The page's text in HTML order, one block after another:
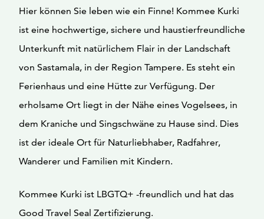
Hier können Sie leben wie ein Finne! Kommee Kurki
ist eine hochwertige, sichere und haustierfreundliche
Unterkunft mit natürlichem Flair in der Landschaft
von Sastamala, in der Region Tampere. Es steht ein
Ferienhaus und eine Hütte zur Verfügung. Der
erholsame Ort liegt in der Nähe eines Vogelsees, in
dem Kraniche und Singschwäne zu Hause sind. Dies
ist der ideale Ort für Naturliebhaber, Radfahrer,
Wanderer und Familien mit Kindern.
Kommee Kurki ist LBGTQ+ -freundlich und hat das
Good Travel Seal Zertifizierung.